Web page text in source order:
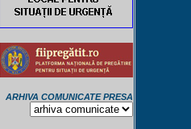
ARHIVA COMUNICATE PRESA